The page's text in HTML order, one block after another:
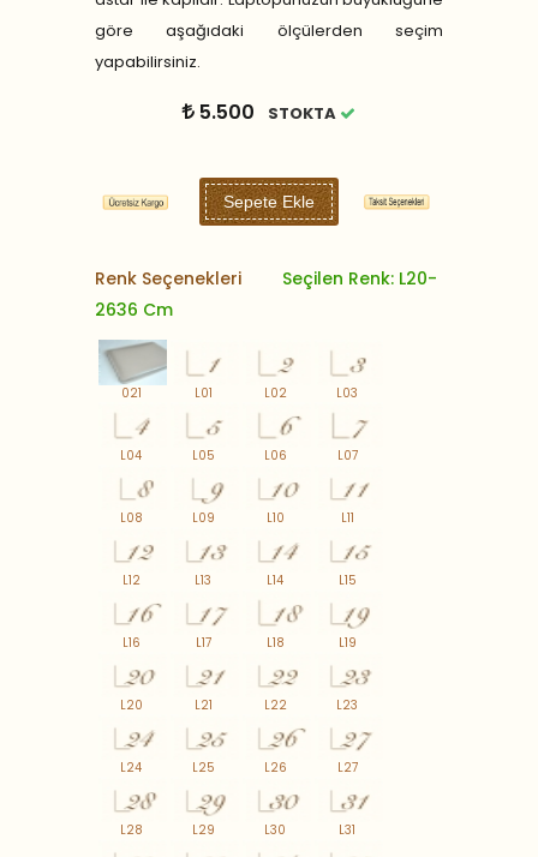
göre aşağıdaki ölçülerden seçim
yapabilirsiniz.
5.500 STOKTA
Sepete Ekle
Renk Seçenekleri
Seçilen Renk: L20-
2636 Cm
021 L01 L02 L03
L04 L05 L06 L07
L08 L09 L10 L11
L12 L13 L14 L15
L16 L17 L18 L19
L20 L21 L22 L23
L24 L25 L26 L27
L28 L29 L30 L31